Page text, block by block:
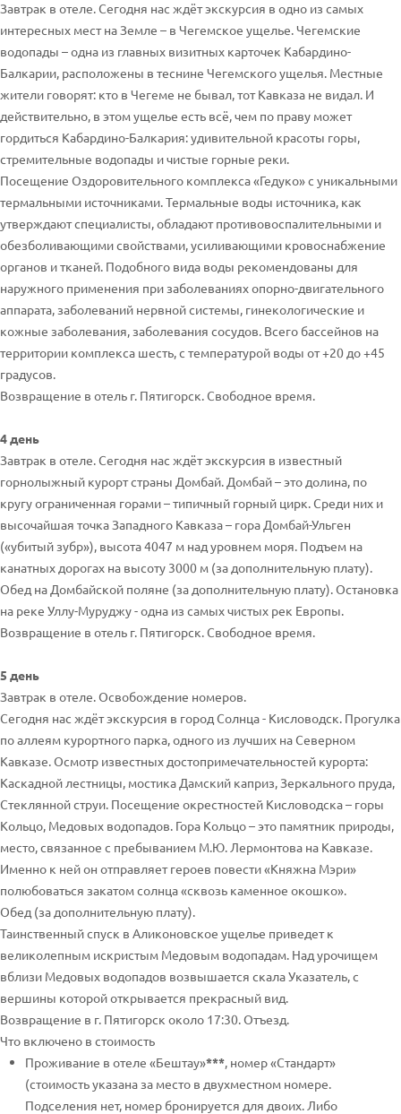
Завтрак в отеле. Сегодня нас ждёт экскурсия в одно из самых
интересных мест на Земле – в Чегемское ущелье. Чегемские
водопады – одна из главных визитных карточек Кабардино-
Балкарии, расположены в теснине Чегемского ущелья. Местные
жители говорят: кто в Чегеме не бывал, тот Кавказа не видал. И
действительно, в этом ущелье есть всё, чем по праву может
гордиться Кабардино-Балкария: удивительной красоты горы,
стремительные водопады и чистые горные реки.
Посещение Оздоровительного комплекса «Гедуко» с уникальными
термальными источниками. Термальные воды источника, как
утверждают специалисты, обладают противовоспалительными и
обезболивающими свойствами, усиливающими кровоснабжение
органов и тканей. Подобного вида воды рекомендованы для
наружного применения при заболеваниях опорно-двигательного
аппарата, заболеваний нервной системы, гинекологические и
кожные заболевания, заболевания сосудов. Всего бассейнов на
территории комплекса шесть, с температурой воды от +20 до +45
градусов.
Возвращение в отель г. Пятигорск. Свободное время.
4 день
Завтрак в отеле. Сегодня нас ждёт экскурсия в известный
горнолыжный курорт страны Домбай. Домбай – это долина, по
кругу ограниченная горами – типичный горный цирк. Среди них и
высочайшая точка Западного Кавказа – гора Домбай-Ульген
(«убитый зубр»), высота 4047 м над уровнем моря. Подъем на
канатных дорогах на высоту 3000 м (за дополнительную плату).
Обед на Домбайской поляне (за дополнительную плату). Остановка
на реке Уллу-Муруджу - одна из самых чистых рек Европы.
Возвращение в отель г. Пятигорск. Свободное время.
5 день
Завтрак в отеле. Освобождение номеров.
Сегодня нас ждёт экскурсия в город Солнца - Кисловодск. Прогулка
по аллеям курортного парка, одного из лучших на Северном
Кавказе. Осмотр известных достопримечательностей курорта:
Каскадной лестницы, мостика Дамский каприз, Зеркального пруда,
Стеклянной струи. Посещение окрестностей Кисловодска – горы
Кольцо, Медовых водопадов. Гора Кольцо – это памятник природы,
место, связанное с пребыванием М.Ю. Лермонтова на Кавказе.
Именно к ней он отправляет героев повести «Княжна Мэри»
полюбоваться закатом солнца «сквозь каменное окошко».
Обед (за дополнительную плату).
Таинственный спуск в Аликоновское ущелье приведет к
великолепным искристым Медовым водопадам. Над урочищем
вблизи Медовых водопадов возвышается скала Указатель, с
вершины которой открывается прекрасный вид.
Возвращение в г. Пятигорск около 17:30. Отъезд.
Что включено в стоимость
Проживание в отеле «Бештау»***, номер «Стандарт»
(стоимость указана за место в двухместном номере.
Подселения нет, номер бронируется для двоих. Либо